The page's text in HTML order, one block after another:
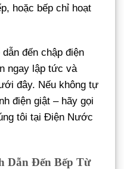
hoặc bếp chỉ hoạt
đến chập điện
ngay lập tức và
đây. Nếu không tự
điện giật – hãy gọi
tôi tại Điện Nước
Dẫn Đến Bếp Từ